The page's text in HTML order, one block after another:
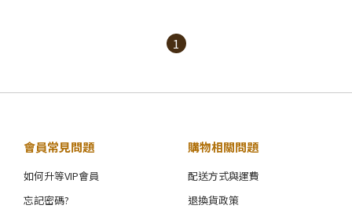
1
會員常見問題
如何升等VIP會員
忘記密碼?
購物相關問題
配送方式與運費
退換貨政策